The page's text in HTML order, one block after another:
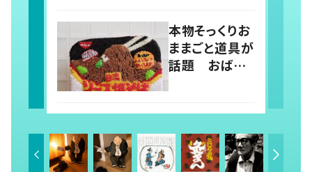
を制作
本物そっくりお
ままごと道具が
話題 おばあ
ちゃんが孫の
作！